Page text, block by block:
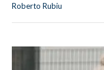
Roberto Rubiu